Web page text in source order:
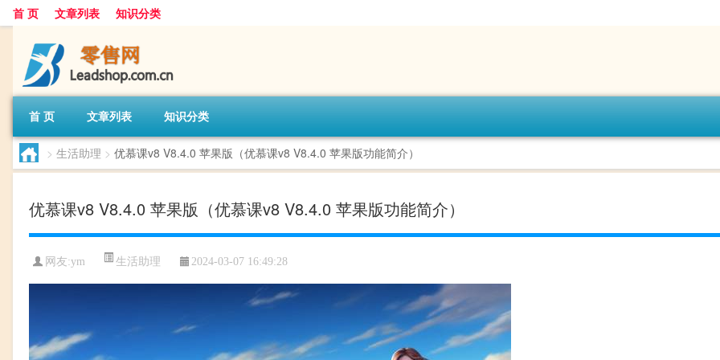
首 页 文章列表 知识分类
首 页 文章列表 知识分类
> 生活助理 > 优慕课v8 V8.4.0 苹果版（优慕课v8 V8.4.0 苹果版功能简介）
优慕课v8 V8.4.0 苹果版（优慕课v8 V8.4.0 苹果版功能简介）
网友:ym 生活助理 2024-03-07 16:49:28